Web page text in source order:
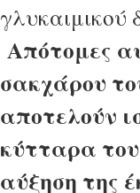
γλυκαιμικού
Απότομες
σακχάρου
αποτελούν
κύτταρα
αύξηση της